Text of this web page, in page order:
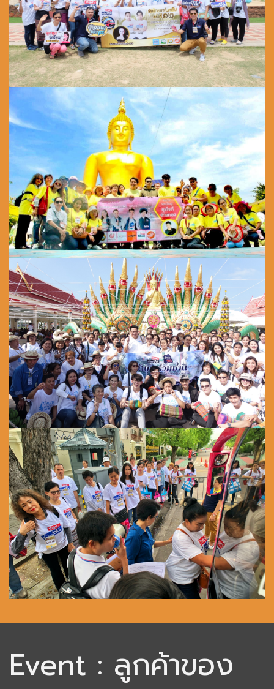
โทร. 02 974 5720
ความรัก
ความผูกพันธ์
เพื่อนกันตลอดไป
Event : ลูกค้าของ